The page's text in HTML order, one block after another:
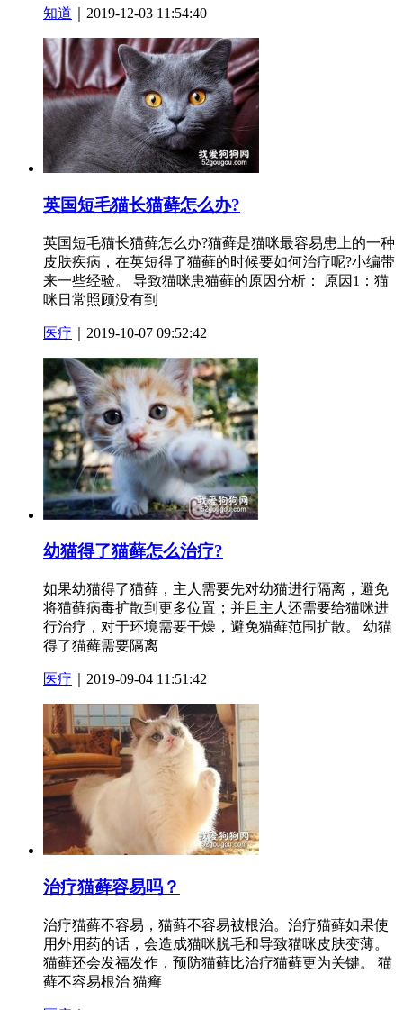
知道 ｜2019-12-03 11:54:40
英国短毛猫长猫藓怎么办?
英国短毛猫长猫藓怎么办?猫藓是猫咪最容易患上的一种
皮肤疾病，在英短得了猫藓的时候要如何治疗呢?小编带
来一些经验。 导致猫咪患猫藓的原因分析： 原因1：猫
咪日常照顾没有到
医疗 ｜2019-10-07 09:52:42
幼猫得了猫藓怎么治疗?
如果幼猫得了猫藓，主人需要先对幼猫进行隔离，避免
将猫藓病毒扩散到更多位置；并且主人还需要给猫咪进
行治疗，对于环境需要干燥，避免猫藓范围扩散。 幼猫
得了猫藓需要隔离
医疗 ｜2019-09-04 11:51:42
治疗猫藓容易吗？
治疗猫藓不容易，猫藓不容易被根治。治疗猫藓如果使
用外用药的话，会造成猫咪脱毛和导致猫咪皮肤变薄。
猫藓还会发福发作，预防猫藓比治疗猫藓更为关键。 猫
藓不容易根治 猫癣